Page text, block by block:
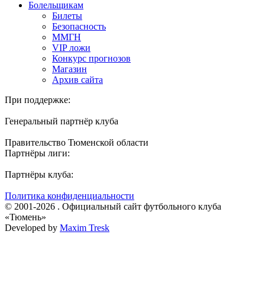
Болельщикам
Билеты
Безопасность
ММГН
VIP ложи
Конкурс прогнозов
Магазин
Архив сайта
При поддержке:
Генеральный партнёр клуба
Правительство Тюменской области
Партнёры лиги:
Партнёры клуба:
Политика конфиденциальности
© 2001-2026 . Официальный сайт футбольного клуба
«Тюмень»
Developed by Maxim Tresk